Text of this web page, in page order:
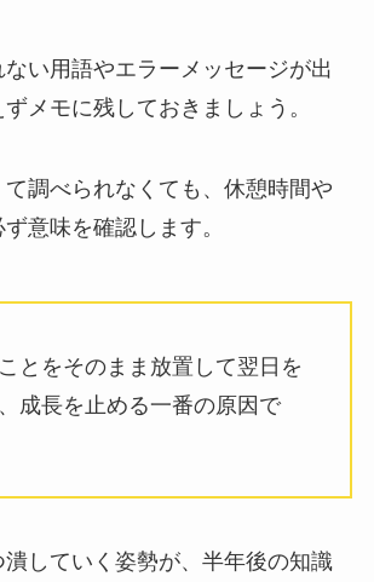
い用語やエラーメッセージが出
メモに残しておきましょう。
調べられなくても、休憩時間や
意味を確認します。
とをそのまま放置して翌日を
成長を止める一番の原因で
していく姿勢が、半年後の知識